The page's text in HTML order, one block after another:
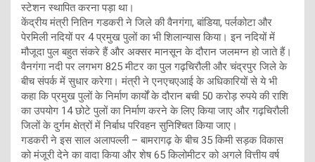
स्टेशन स्थापित करना पड़ा था।
केंद्रीय मंत्री नितिन गडकरी ने जिले की वैनगंगा, बांडिया, पर्लकोटा और
पेरमिली नदियों पर 4 प्रमुख पुलों का भी शिलान्यास किया। इन नदियों में
मौजूदा पुल बहुत संकरे हैं और अक्सर मानसून के दौरान जलमग्न हो जाते हैं।
वैनगंगा नदी पर लगभग 825 मीटर का पुल गढ़चिरौली और चंद्रपुर जिले के
बीच संपर्क में सुधार करेगा। मंत्री ने एनएचएआई के अधिकारियों से ये भी
कहा कि प्रमुख पुलों के निर्माण कार्यों के दौरान बची 50 करोड़ रुपये की राशि
का उपयोग 14 छोटे पुलों का निर्माण करने के लिए किया जाए और गढ़चिरौली
जिलों के दुर्गम क्षेत्रों में निर्बाध परिवहन सुनिश्चित किया जाए।
गडकरी ने इस साल अलापल्ली – बामरागढ़ के बीच 35 किमी सड़क विकास
को मंजूरी देने का वादा किया और शेष 65 किलोमीटर को अगले वित्तीय वर्ष